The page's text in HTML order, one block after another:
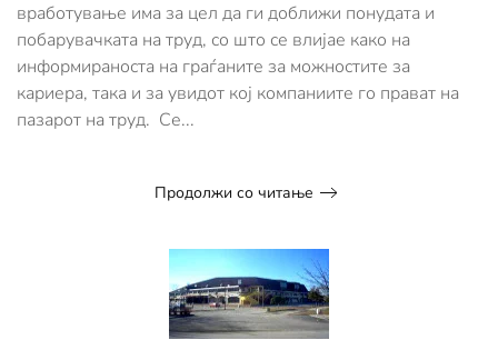
вработување има за цел да ги доближи понудата и
побарувачката на труд, со што се влијае како на
информираноста на граѓаните за можностите за
кариера, така и за увидот кој компаниите го прават на
пазарот на труд. Се...
Продолжи со читање